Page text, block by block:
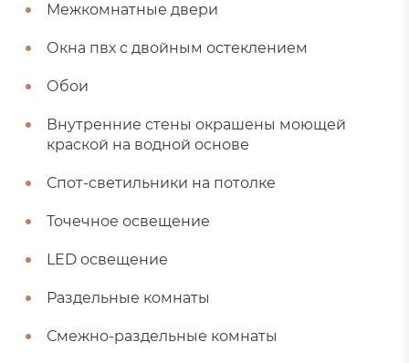
Межкомнатные двери
Окна пвх с двойным остеклением
Обои
Внутренние стены окрашены моющей
краской на водной основе
Спот-светильники на потолке
Точечное освещение
LED освещение
Раздельные комнаты
Смежно-раздельные комнаты